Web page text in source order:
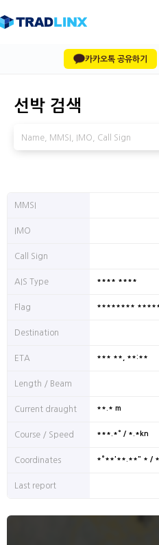
카카오톡 공유하기
선박 검색
MMSI
IMO
Call Sign
AIS Type **** ****
Flag ********
Destination
ETA *** **, **:**
Length / Beam
Current draught **.* m
Course / Speed ***.*° / *.*kn
Coordinates *°**'**.**" * /
Last report